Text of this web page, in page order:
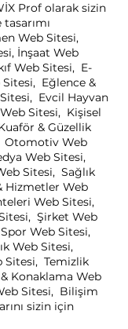
Prof olarak sizin
Web Sitesi,
İnşaat Web
Web Sitesi, E-
Eğlence &
Evcil Hayvan
Sitesi, Kişisel
& Güzellik
Otomotiv Web
Web Sitesi,
Sitesi, Sağlık
Hizmetler Web
Web Sitesi,
Şirket Web
Web Sitesi,
Web Sitesi,
Sitesi, Temizlik
Konaklama Web
Sitesi, Bilişim
sizin için